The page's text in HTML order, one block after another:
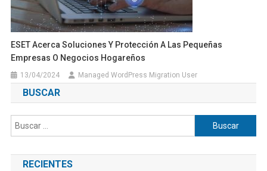
ESET Acerca Soluciones Y Protección A Las Pequeñas
Empresas O Negocios Hogareños
13/04/2024 Managed WordPress Migration User
BUSCAR
Buscar:
RECIENTES